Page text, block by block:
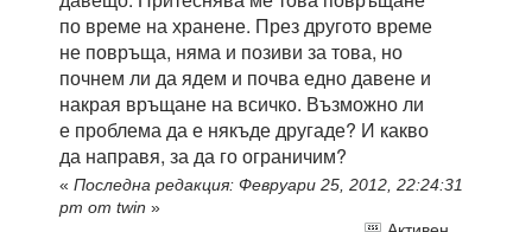
по време на хранене. През другото време
не повръща, няма и позиви за това, но
почнем ли да ядем и почва едно давене и
накрая връщане на всичко. Възможно ли
е проблема да е някъде другаде? И какво
да направя, за да го ограничим?
« Последна редакция: Февруари 25, 2012, 22:24:31
pm от twin »